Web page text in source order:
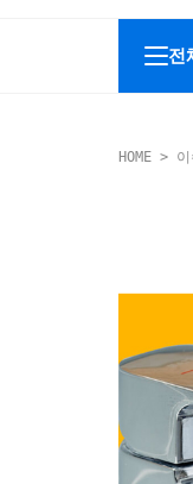
전
HOME >